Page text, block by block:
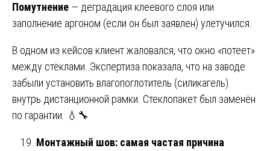
Помутнение — деградация клеевого слоя или
заполнение аргоном (если он был заявлен) улетучился.
В одном из кейсов клиент жаловался, что окно «потеет»
между стёклами. Экспертиза показала, что на заводе
забыли установить влагопоглотитель (силикагель)
внутрь дистанционной рамки. Стеклопакет был заменён
по гарантии. 💧🔧
Монтажный шов: самая частая причина